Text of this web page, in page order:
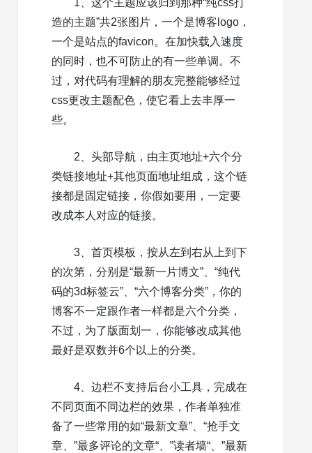
1、这个主题应该归到那种“纯css打
造的主题”共2张图片，一个是博客logo，
一个是站点的favicon。在加快载入速度
的同时，也不可防止的有一些单调。不
过，对代码有理解的朋友完整能够经过
css更改主题配色，使它看上去丰厚一
些。
2、头部导航，由主页地址+六个分
类链接地址+其他页面地址组成，这个链
接都是固定链接，你假如要用，一定要
改成本人对应的链接。
3、首页模板，按从左到右从上到下
的次第，分别是“最新一片博文”、“纯代
码的3d标签云”、“六个博客分类”，你的
博客不一定跟作者一样都是六个分类，
不过，为了版面划一，你能够改成其他
最好是双数并6个以上的分类。
4、边栏不支持后台小工具，完成在
不同页面不同边栏的效果，作者单独准
备了一些常用的如“最新文章”、“抢手文
章、”最多评论的文章“、”读者墙“、”最新